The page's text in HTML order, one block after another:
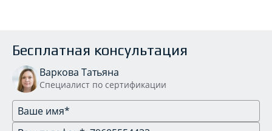
Бесплатная консультация
Варкова Татьяна
Специалист по сертификации